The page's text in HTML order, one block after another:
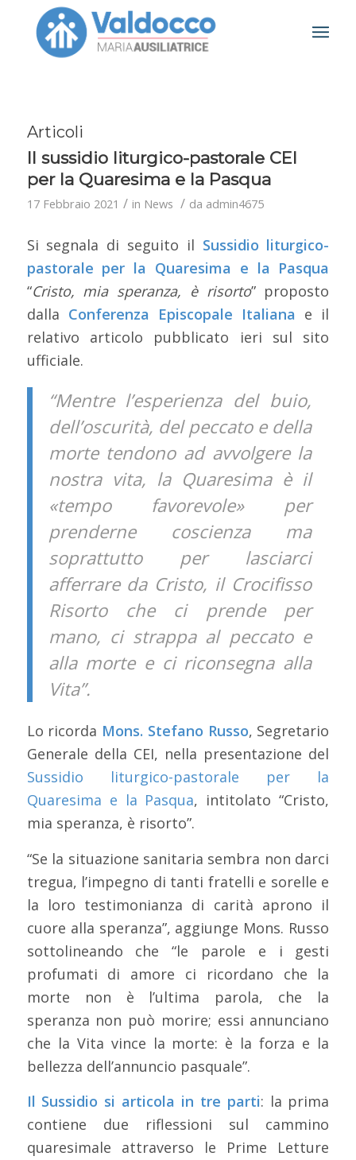
Articoli
Il sussidio liturgico-pastorale CEI
per la Quaresima e la Pasqua
17 Febbraio 2021 / in News / da admin4675
Si segnala di seguito il Sussidio liturgico-
pastorale per la Quaresima e la Pasqua
“Cristo, mia speranza, è risorto” proposto
dalla Conferenza Episcopale Italiana e il
relativo articolo pubblicato ieri sul sito
ufficiale.
“Mentre l’esperienza del buio,
dell’oscurità, del peccato e della
morte tendono ad avvolgere la
nostra vita, la Quaresima è il
«tempo favorevole» per
prenderne coscienza ma
soprattutto per lasciarci
afferrare da Cristo, il Crocifisso
Risorto che ci prende per
mano, ci strappa al peccato e
alla morte e ci riconsegna alla
Vita”.
Lo ricorda Mons. Stefano Russo, Segretario
Generale della CEI, nella presentazione del
Sussidio liturgico-pastorale per la
Quaresima e la Pasqua, intitolato “Cristo,
mia speranza, è risorto”.
“Se la situazione sanitaria sembra non darci
tregua, l’impegno di tanti fratelli e sorelle e
la loro testimonianza di carità aprono il
cuore alla speranza”, aggiunge Mons. Russo
sottolineando che “le parole e i gesti
profumati di amore ci ricordano che la
morte non è l’ultima parola, che la
speranza non può morire; essi annunciano
che la Vita vince la morte: è la forza e la
bellezza dell’annuncio pasquale”.
Il Sussidio si articola in tre parti: la prima
contiene due riflessioni sul cammino
quaresimale attraverso le Prime Letture